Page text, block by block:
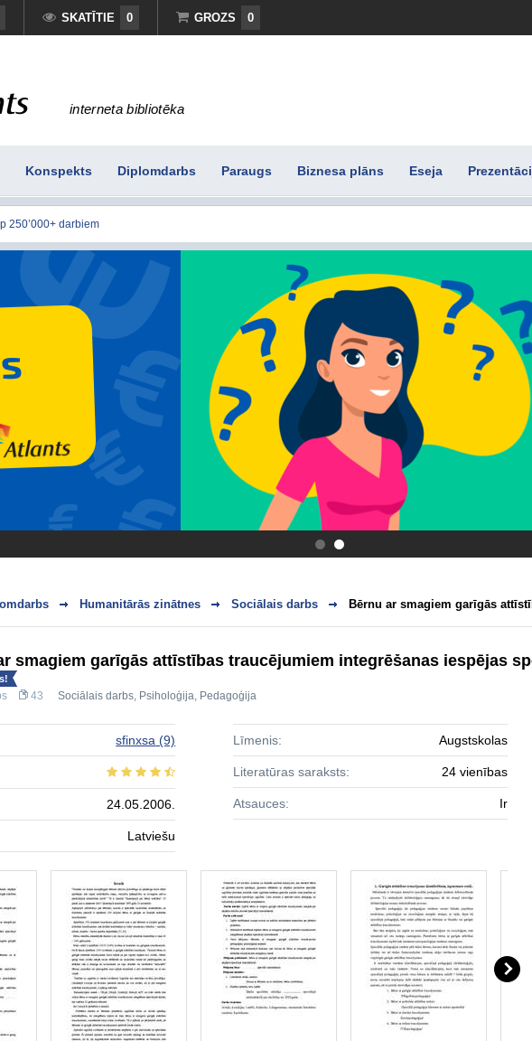
SKATĪTIE 0 GROZS 0
interneta bibliotēka
Konspekts Diplomdarbs Paraugs Biznesa plāns Eseja
.
Humanitārās zinātnes Sociālais darbs Bērnu ar smagiem garīgās
smagiem garīgās attīstības traucējumiem integrēšanas iespējas
43 Sociālais darbs, Psiholoģija, Pedagoģija
sfinxsa (9)
24.05.2006.
Latviešu
Līmenis: Augstskolas
Literatūras saraksts: 24 vienības
Atsauces: Ir